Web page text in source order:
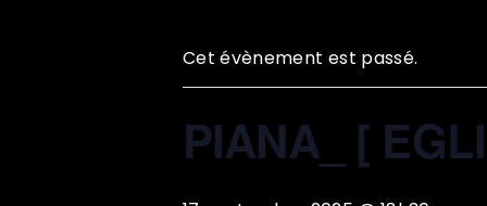
Cet évènement est passé.
PIANA_ [